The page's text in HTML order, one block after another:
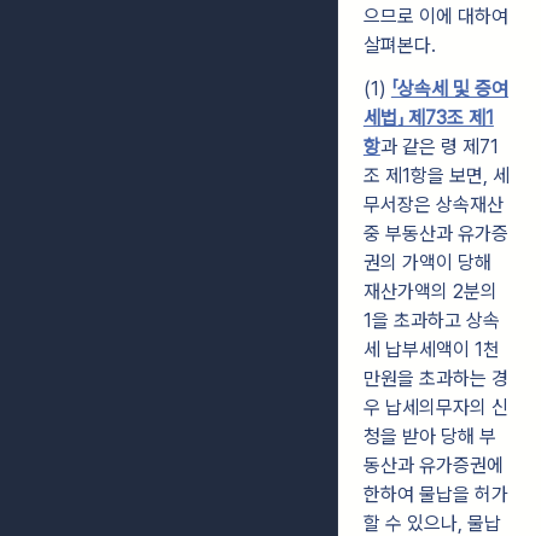
으므로 이에 대하여
살펴본다.
(1) 「상속세 및 증여
세법」 제73조 제1
항과 같은 령 제71
조 제1항을 보면, 세
무서장은 상속재산
중 부동산과 유가증
권의 가액이 당해
재산가액의 2분의
1을 초과하고 상속
세 납부세액이 1천
만원을 초과하는 경
우 납세의무자의 신
청을 받아 당해 부
동산과 유가증권에
한하여 물납을 허가
할 수 있으나, 물납